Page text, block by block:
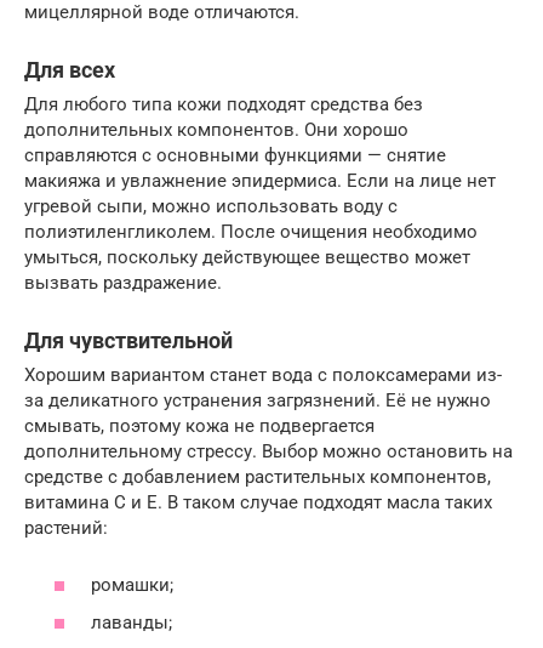
мицеллярной воде отличаются.
Для всех
Для любого типа кожи подходят средства без
дополнительных компонентов. Они хорошо
справляются с основными функциями — снятие
макияжа и увлажнение эпидермиса. Если на лице нет
угревой сыпи, можно использовать воду с
полиэтиленгликолем. После очищения необходимо
умыться, поскольку действующее вещество может
вызвать раздражение.
Для чувствительной
Хорошим вариантом станет вода с полоксамерами из-
за деликатного устранения загрязнений. Её не нужно
смывать, поэтому кожа не подвергается
дополнительному стрессу. Выбор можно остановить на
средстве с добавлением растительных компонентов,
витамина С и Е. В таком случае подходят масла таких
растений:
ромашки;
лаванды;